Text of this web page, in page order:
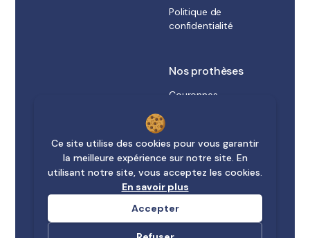
Ce site utilise des cookies pour vous garantir
la meilleure expérience sur notre site. En
utilisant notre site, vous acceptez les cookies.
En savoir plus
Accepter
Politique de
confidentialité
Nos prothèses
Couronnes
PAP
PAC
Prothèses sur implant
Gouttières